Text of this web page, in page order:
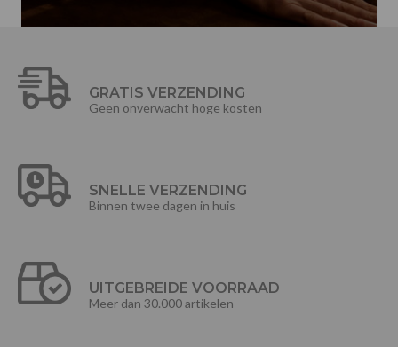
GRATIS VERZENDING
Geen onverwacht hoge kosten
SNELLE VERZENDING
Binnen twee dagen in huis
UITGEBREIDE VOORRAAD
Meer dan 30.000 artikelen